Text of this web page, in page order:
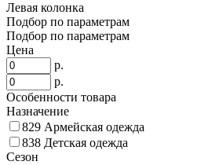
Левая колонка
Подбор по параметрам
Подбор по параметрам
Цена
р.
р.
Особенности товара
Назначение
829 Армейская одежда
838 Детская одежда
Сезон